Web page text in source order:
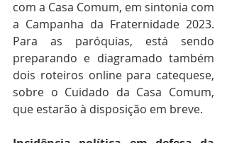
com a Casa Comum, em sintonia com
a Campanha da Fraternidade 2023.
Para as paróquias, está sendo
preparando e diagramado também
dois roteiros online para catequese,
sobre o Cuidado da Casa Comum,
que estarão à disposição em breve.